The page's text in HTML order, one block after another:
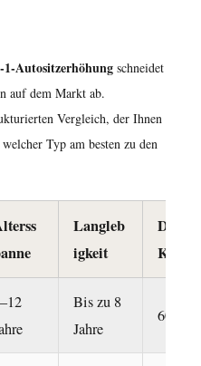
1-Autositzerhöhung schneidet
auf dem Markt ab.
Vergleich, der Ihnen
Typ am besten zu den
Langleb
igkeit
Kosten
Bis zu 8
Jahre